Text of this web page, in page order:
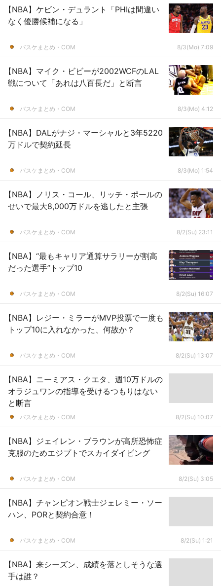
【NBA】ケビン・デュラント「PHIは間違い
なく優勝候補になる」
バスケまとめ・COM 8/3(Mo) 7:09
【NBA】マイク・ビビーが2002WCFのLAL
戦について「あれは八百長だ」と断言
バスケまとめ・COM 8/3(Mo) 4:12
【NBA】DALがナジ・マーシャルと3年5220
万ドルで契約延長
バスケまとめ・COM 8/3(Mo) 1:54
【NBA】ノリス・コール、リッチ・ポールの
せいで最大8,000万ドルを逃したと主張
バスケまとめ・COM 8/2(Su) 23:11
【NBA】“最もキャリア通算サラリーが割高
だった選手”トップ10
バスケまとめ・COM 8/2(Su) 16:07
【NBA】レジー・ミラーがMVP投票で一度も
トップ10に入れなかった、何故か？
バスケまとめ・COM 8/2(Su) 13:07
【NBA】ニーミアス・クエタ、週10万ドルの
オラジュワンの指導を受けるつもりはない
と断言
バスケまとめ・COM 8/2(Su) 10:07
【NBA】ジェイレン・ブラウンが高所恐怖症
克服のためエジプトでスカイダイビング
バスケまとめ・COM 8/2(Su) 3:05
【NBA】チャンピオン戦士ジェレミー・ソー
ハン、PORと契約合意！
バスケまとめ・COM 8/2(Su) 1:21
【NBA】来シーズン、成績を落としそうな選
手は誰？